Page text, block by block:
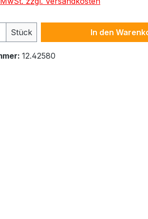
Anzahl: Gib den
Stück In den
12.42580